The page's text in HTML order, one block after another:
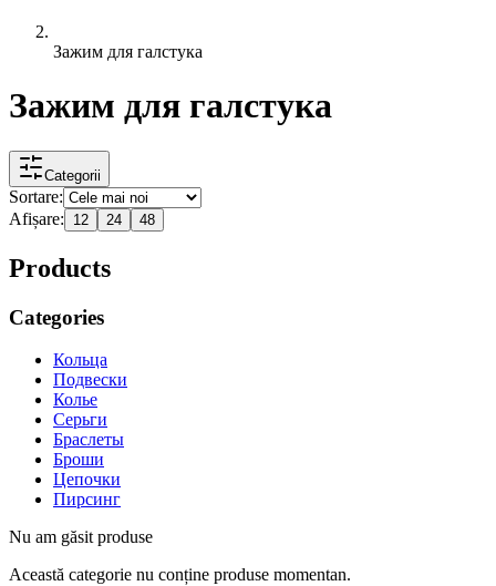
Зажим для галстука
Зажим для галстука
Categorii
Sortare:
Afișare:
12 24 48
Products
Categories
Кольца
Подвески
Колье
Серьги
Браслеты
Броши
Цепочки
Пирсинг
Nu am găsit produse
Această categorie nu conține produse momentan.